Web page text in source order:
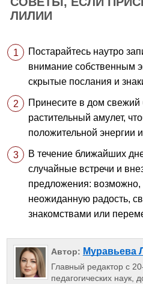
ЛИЛИИ
Постарайтесь наутро
внимание собственным
скрытые послания и
Принесите в дом свежий
растительный амулет,
положительной энергии
В течение ближайших
случайные встречи и
предложения: возможно,
неожиданную радость,
знакомствами или
Автор: Муравьева
Главный редактор с
педагогических наук,